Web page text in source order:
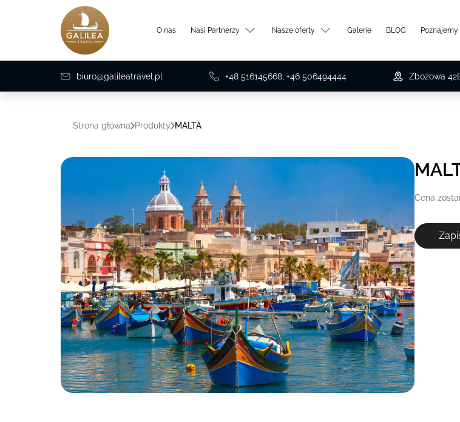
biuro@galileatravel.pl +48 516145668, +46 506494444 Zbożowa
O nas Nasi Partnerzy Nasze oferty Galerie BLOG Poznajemy
Strona główna Produkty MALTA
Cena